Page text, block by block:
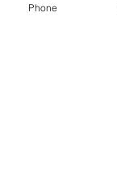
Phone